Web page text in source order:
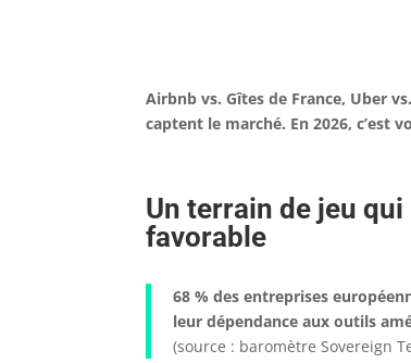
Airbnb vs. Gîtes de France, Uber
captent le marché. En 2026,
Un terrain de jeu qui
favorable
68 % des entreprises
leur dépendance aux outils
(source : baromètre Sovereign